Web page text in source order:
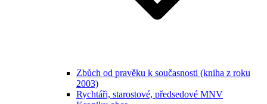
Zbůch od pravěku k současnosti (kniha z roku
2003)
Rychtáři, starostové, předsedové MNV